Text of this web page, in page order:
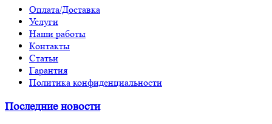
Оплата/Доставка
Услуги
Наши работы
Контакты
Статьи
Гарантия
Политика конфиденциальности
Последние новости